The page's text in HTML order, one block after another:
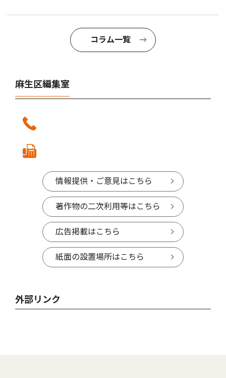
コラム一覧
麻生区編集室
情報提供・ご意見はこちら
著作物の二次利用等はこちら
広告掲載はこちら
紙面の設置場所はこちら
外部リンク